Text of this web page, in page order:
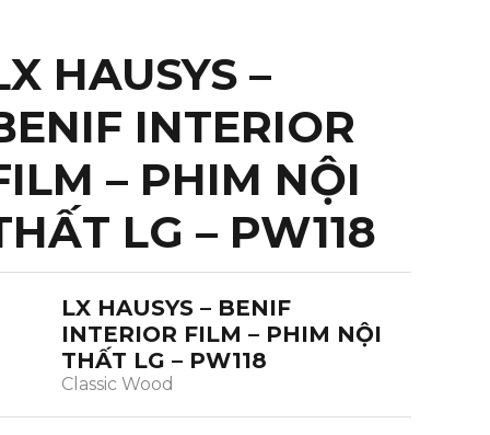
HAUSYS –
INTERIOR
– PHIM NỘI
LG – PW118
LX HAUSYS – BENIF
INTERIOR FILM – PHIM NỘI
THẤT LG – PW118
Classic Wood